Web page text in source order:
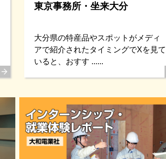
東京事務所・坐来大分
大分県の特産品やスポットがメディ
アで紹介されたタイミングでXを見て
いると、おすす ......